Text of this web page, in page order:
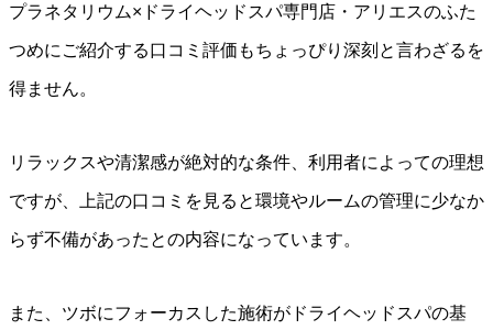
プラネタリウム×ドライヘッドスパ専門店・アリエスのふた
つめにご紹介する口コミ評価もちょっぴり深刻と言わざるを
得ません。
リラックスや清潔感が絶対的な条件、利用者によっての理想
ですが、上記の口コミを見ると環境やルームの管理に少なか
らず不備があったとの内容になっています。
また、ツボにフォーカスした施術がドライヘッドスパの基